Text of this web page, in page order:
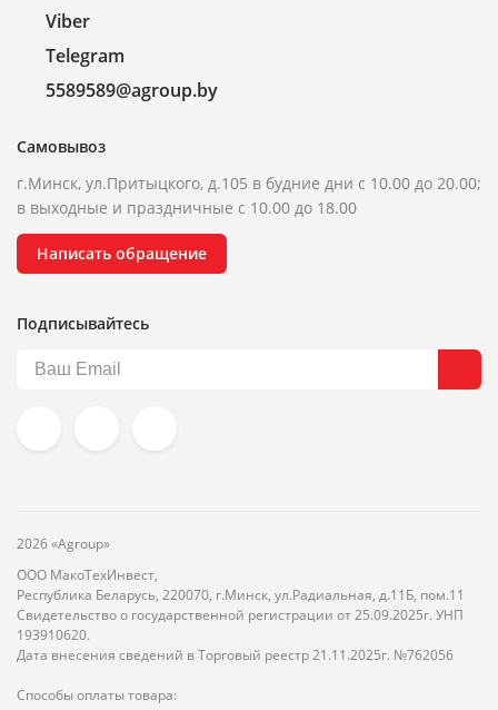
Viber
Telegram
5589589@agroup.by
Самовывоз
г.Минск, ул.Притыцкого, д.105 в будние дни с 10.00 до 20.00;
в выходные и праздничные с 10.00 до 18.00
Написать обращение
Подписывайтесь
2026 «Agroup»
ООО МакоТехИнвест,
Республика Беларусь, 220070, г.Минск, ул.Радиальная, д.11Б, пом.11
Свидетельство о государственной регистрации от 25.09.2025г. УНП
193910620.
Дата внесения сведений в Торговый реестр 21.11.2025г. №762056
Способы оплаты товара: